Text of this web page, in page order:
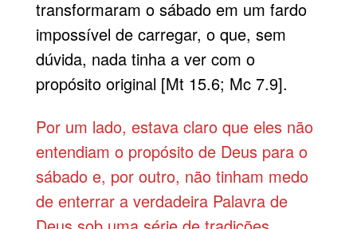
transformaram o sábado em um fardo
impossível de carregar, o que, sem
dúvida, nada tinha a ver com o
propósito original [Mt 15.6; Mc 7.9].
Por um lado, estava claro que eles não
entendiam o propósito de Deus para o
sábado e, por outro, não tinham medo
de enterrar a verdadeira Palavra de